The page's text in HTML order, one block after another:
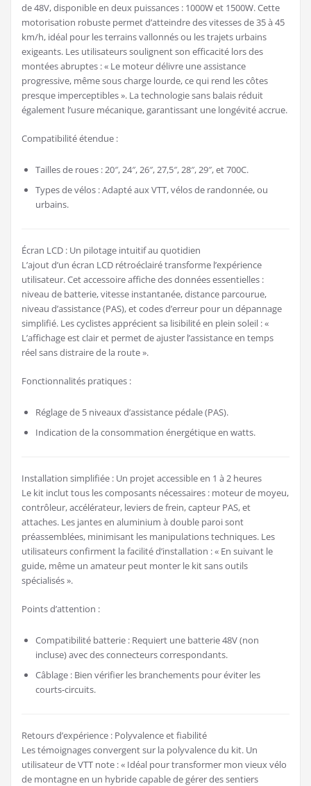
de 48V, disponible en deux puissances : 1000W et 1500W. Cette
motorisation robuste permet d’atteindre des vitesses de 35 à 45
km/h, idéal pour les terrains vallonnés ou les trajets urbains
exigeants. Les utilisateurs soulignent son efficacité lors des
montées abruptes : « Le moteur délivre une assistance
progressive, même sous charge lourde, ce qui rend les côtes
presque imperceptibles ». La technologie sans balais réduit
également l’usure mécanique, garantissant une longévité accrue.
Compatibilité étendue :
Tailles de roues : 20″, 24″, 26″, 27,5″, 28″, 29″, et 700C.
Types de vélos : Adapté aux VTT, vélos de randonnée, ou
urbains.
Écran LCD : Un pilotage intuitif au quotidien
L’ajout d’un écran LCD rétroéclairé transforme l’expérience
utilisateur. Cet accessoire affiche des données essentielles :
niveau de batterie, vitesse instantanée, distance parcourue,
niveau d’assistance (PAS), et codes d’erreur pour un dépannage
simplifié. Les cyclistes apprécient sa lisibilité en plein soleil : «
L’affichage est clair et permet de ajuster l’assistance en temps
réel sans distraire de la route ».
Fonctionnalités pratiques :
Réglage de 5 niveaux d’assistance pédale (PAS).
Indication de la consommation énergétique en watts.
Installation simplifiée : Un projet accessible en 1 à 2 heures
Le kit inclut tous les composants nécessaires : moteur de moyeu,
contrôleur, accélérateur, leviers de frein, capteur PAS, et
attaches. Les jantes en aluminium à double paroi sont
préassemblées, minimisant les manipulations techniques. Les
utilisateurs confirment la facilité d’installation : « En suivant le
guide, même un amateur peut monter le kit sans outils
spécialisés ».
Points d’attention :
Compatibilité batterie : Requiert une batterie 48V (non
incluse) avec des connecteurs correspondants.
Câblage : Bien vérifier les branchements pour éviter les
courts-circuits.
Retours d’expérience : Polyvalence et fiabilité
Les témoignages convergent sur la polyvalence du kit. Un
utilisateur de VTT note : « Idéal pour transformer mon vieux vélo
de montagne en un hybride capable de gérer des sentiers